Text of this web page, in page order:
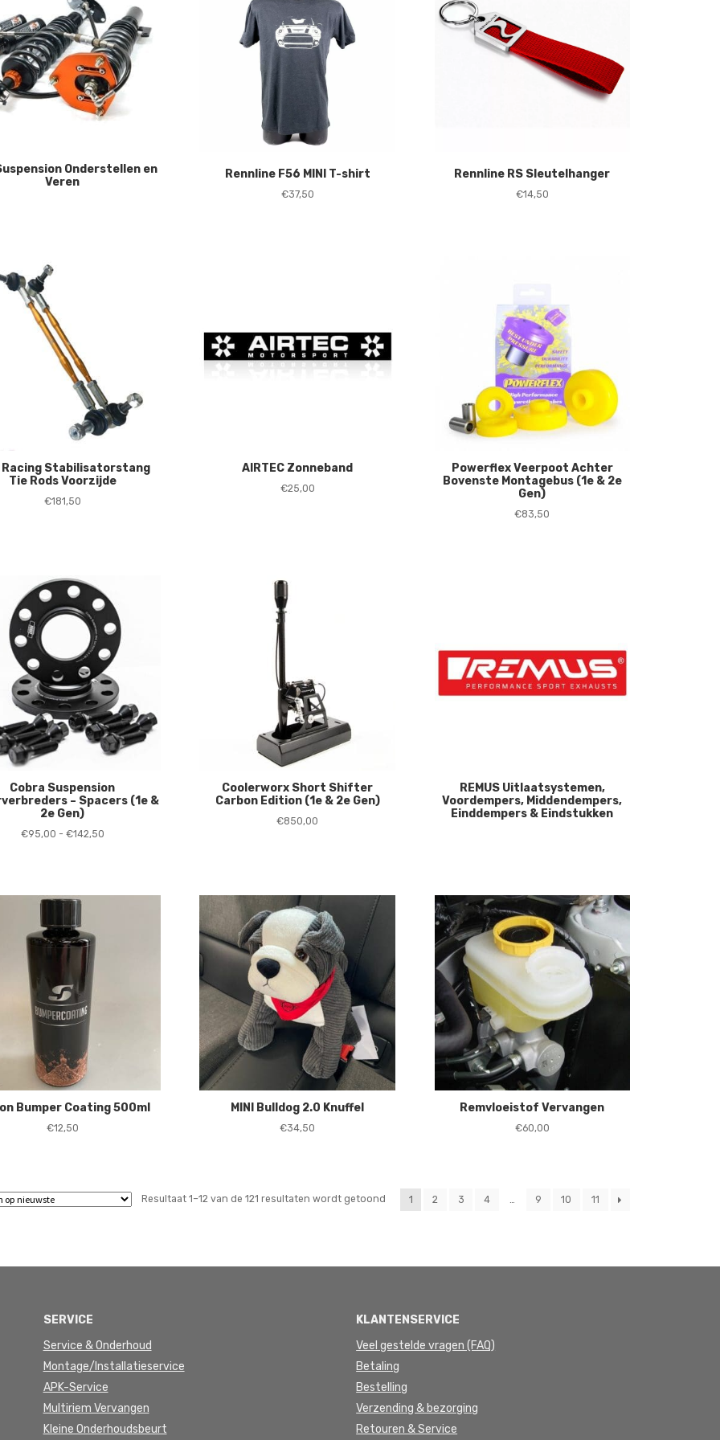
Onderstellen en
Veren
Rennline F56 MINI T-shirt
€37,50
Rennline RS Sleutelhanger
€14,50
Racing Stabilisatorstang
Tie Rods Voorzijde
€181,50
AIRTEC Zonneband
€25,00
Powerflex Veerpoot Achter
Bovenste Montagebus (1e & 2e
Gen)
€83,50
Cobra Suspension
– Spacers (1e &
2e Gen)
€95,00 - €142,50Prijsklasse:
Coolerworx Short Shifter
Carbon Edition (1e & 2e Gen)
€850,00
REMUS Uitlaatsystemen,
Voordempers, Middendempers,
Einddempers & Eindstukken
Bumper Coating 500ml
€12,50
MINI Bulldog 2.0 Knuffel
€34,50
Remvloeistof Vervangen
€60,00
Resultaat 1–12 van de 121 resultaten wordt getoond
Gesorteerd
1 2 3 4 9 10 11
SERVICE
Service & Onderhoud
Montage/Installatieservice
APK-Service
Multiriem Vervangen
Kleine Onderhoudsbeurt
KLANTENSERVICE
Veel gestelde vragen (FAQ)
Betaling
Bestelling
Verzending & bezorging
Retouren & Service